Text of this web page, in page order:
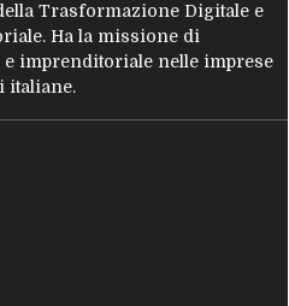
Trasformazione Digitale e
Ha la missione di
imprenditoriale nelle imprese
italiane.